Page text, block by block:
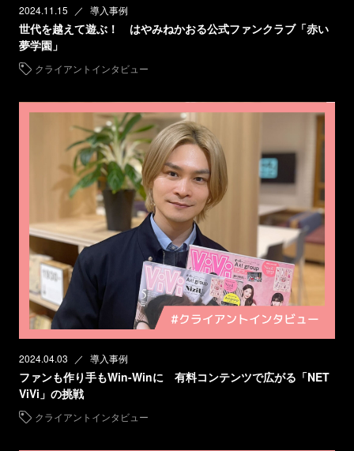
2024.11.15 導入事例
世代を越えて遊ぶ！ はやみねかおる公式ファンクラブ「赤い
夢学園」
クライアントインタビュー
2024.04.03 導入事例
ファンも作り手もWin-Winに 有料コンテンツで広がる「NET
ViVi」の挑戦
クライアントインタビュー